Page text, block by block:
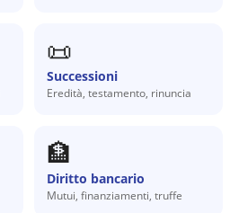
📜
Successioni
Eredità, testamento, rinuncia
🏦
Diritto bancario
Mutui, finanziamenti, truffe